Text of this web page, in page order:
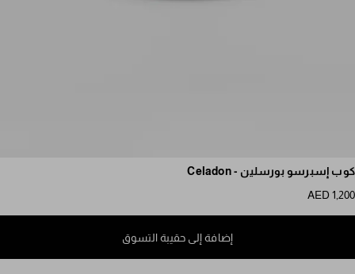
مرر للمزيد من الصور
كوب إسبرسو بورسلين - Celadon
AED 1,200
إضافة إلى حقيبة التسوق